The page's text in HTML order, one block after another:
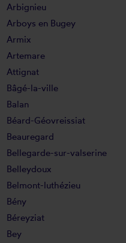
Arbignieu
Arboys en Bugey
Armix
Artemare
Attignat
Bâgé-la-ville
Balan
Béard-Géovreissiat
Beauregard
Bellegarde-sur-valserine
Belleydoux
Belmont-luthézieu
Bény
Béreyziat
Bey